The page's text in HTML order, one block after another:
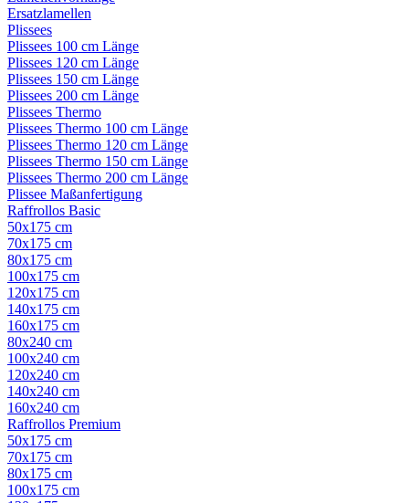
Ersatzlamellen
Plissees
Plissees 100 cm Länge
Plissees 120 cm Länge
Plissees 150 cm Länge
Plissees 200 cm Länge
Plissees Thermo
Plissees Thermo 100 cm Länge
Plissees Thermo 120 cm Länge
Plissees Thermo 150 cm Länge
Plissees Thermo 200 cm Länge
Plissee Maßanfertigung
Raffrollos Basic
50x175 cm
70x175 cm
80x175 cm
100x175 cm
120x175 cm
140x175 cm
160x175 cm
80x240 cm
100x240 cm
120x240 cm
140x240 cm
160x240 cm
Raffrollos Premium
50x175 cm
70x175 cm
80x175 cm
100x175 cm